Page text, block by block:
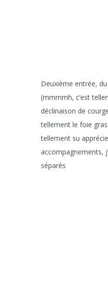
Deuxième entrée,
(mmmmh, c’est
déclinaison de
tellement le foie gras
tellement su
accompagnements,
séparés